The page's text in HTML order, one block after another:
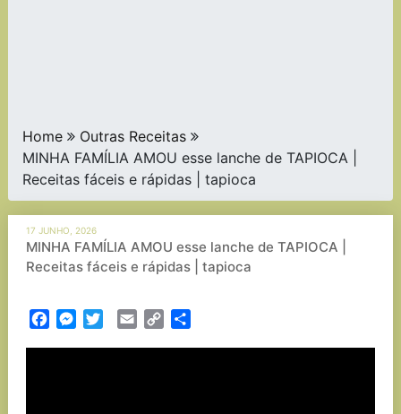
Home
Outras Receitas
MINHA FAMÍLIA AMOU esse lanche de TAPIOCA |
Receitas fáceis e rápidas | tapioca
17 JUNHO, 2026
MINHA FAMÍLIA AMOU esse lanche de TAPIOCA |
Receitas fáceis e rápidas | tapioca
FacebookMessenger
TwitterEmail Copy